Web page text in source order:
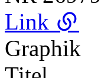
Link
Graphik